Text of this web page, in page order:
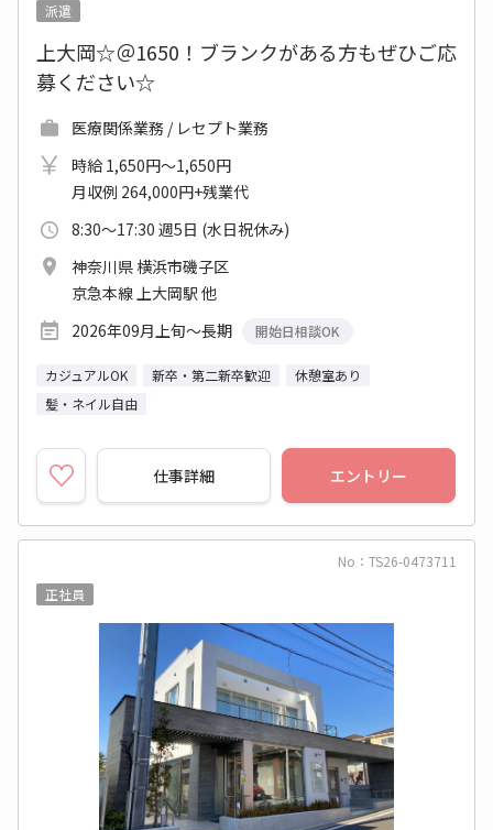
派遣
上大岡☆＠1650！ブランクがある方もぜひご応
募ください☆
医療関係業務 / レセプト業務
時給 1,650円～1,650円
月収例 264,000円+残業代
8:30～17:30 週5日 (水日祝休み)
神奈川県 横浜市磯子区
京急本線 上大岡駅 他
2026年09月上旬～長期
開始日相談OK
カジュアルOK 新卒・第二新卒歓迎
休憩室あり
髪・ネイル自由
仕事詳細 エントリー
No：TS26-0473711
正社員